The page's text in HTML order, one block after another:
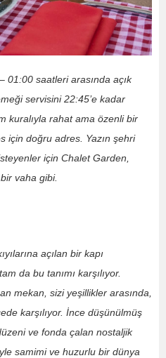
01:00 saatleri arasında açık
servisini 22:45’e kadar
kuralıyla rahat ama özenli bir
için doğru adres. Yazın şehri
için Chalet Garden,
vaha gibi.
açılan bir kapı
da bu tanımı karşılıyor.
mekan, sizi yeşillikler arasında,
karşılıyor. İnce düşünülmüş
ve fonda çalan nostaljik
samimi ve huzurlu bir dünya